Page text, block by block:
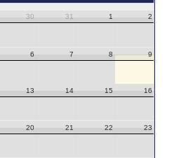
30 31 1 2
6 7 8 9
13 14 15 16
20 21 22 23